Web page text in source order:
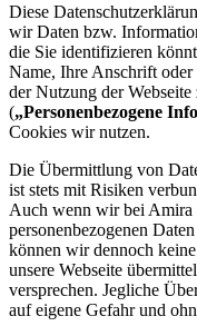
Diese
wir Daten bzw.
die Sie identifizieren
Name, Ihre Anschrift oder
der Nutzung der
(„Personenbezogene
Cookies wir nutzen.
Die Übermittlung von
ist stets mit Risiken
Auch wenn wir bei Amira
personenbezogenen
können wir dennoch
unsere Webseite
versprechen. Jegliche
auf eigene Gefahr und